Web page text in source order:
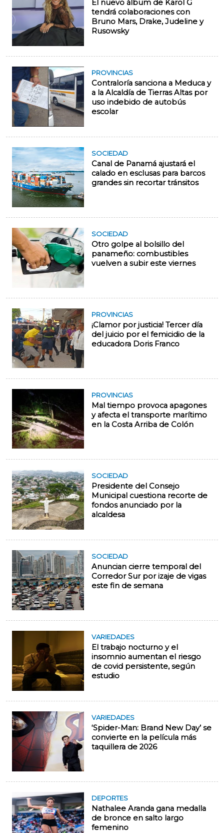
El nuevo álbum de Karol G
tendrá colaboraciones con
Bruno Mars, Drake, Judeline y
Rusowsky
PROVINCIAS
Contraloría sanciona a Meduca y
a la Alcaldía de Tierras Altas por
uso indebido de autobús
escolar
SOCIEDAD
Canal de Panamá ajustará el
calado en esclusas para barcos
grandes sin recortar tránsitos
SOCIEDAD
Otro golpe al bolsillo del
panameño: combustibles
vuelven a subir este viernes
PROVINCIAS
¡Clamor por justicia! Tercer día
del juicio por el femicidio de la
educadora Doris Franco
PROVINCIAS
Mal tiempo provoca apagones
y afecta el transporte marítimo
en la Costa Arriba de Colón
SOCIEDAD
Presidente del Consejo
Municipal cuestiona recorte de
fondos anunciado por la
alcaldesa
SOCIEDAD
Anuncian cierre temporal del
Corredor Sur por izaje de vigas
este fin de semana
VARIEDADES
El trabajo nocturno y el
insomnio aumentan el riesgo
de covid persistente, según
estudio
VARIEDADES
‘Spider-Man: Brand New Day’ se
convierte en la película más
taquillera de 2026
DEPORTES
Nathalee Aranda gana medalla
de bronce en salto largo
femenino